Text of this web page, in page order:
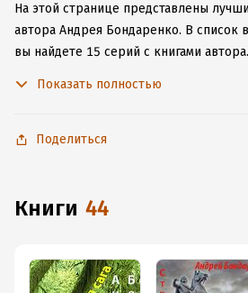
На этой странице представлены
автора Андрея Бондаренко. В список
вы найдете 15 серий с книгами автора.
не расставаться с любимыми
Показать полностью
Поделиться
книги 44